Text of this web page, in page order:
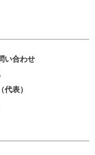
い合わせ
表）